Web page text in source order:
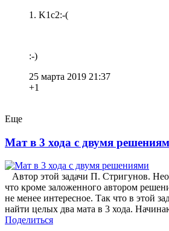
1. K1c2:-(
:-)
25 марта 2019 21:37
+1
Еще
Мат в 3 хода с двумя
Автор этой задачи П. Стригунов.
что кроме заложенного автором
не менее интересное. Так что в этой
найти целых два мата в 3 хода.
Поделиться